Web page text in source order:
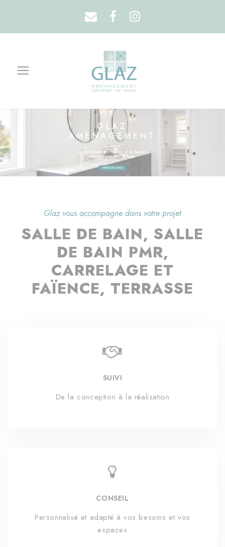
Créons ensemble des espaces de vie inspirants
dans votre maison en Bretagne
CONTACTEZ-NOUS
GLAZ
AMENAGEMENT
Glaz vous accompagne dans votre projet
SALLE DE BAIN, SALLE
DE BAIN PMR,
CARRELAGE ET
FAÏENCE, TERRASSE
SUIVI
De la conception à la réalisation
CONSEIL
Personnalisé et adapté à vos besoins et vos
espaces